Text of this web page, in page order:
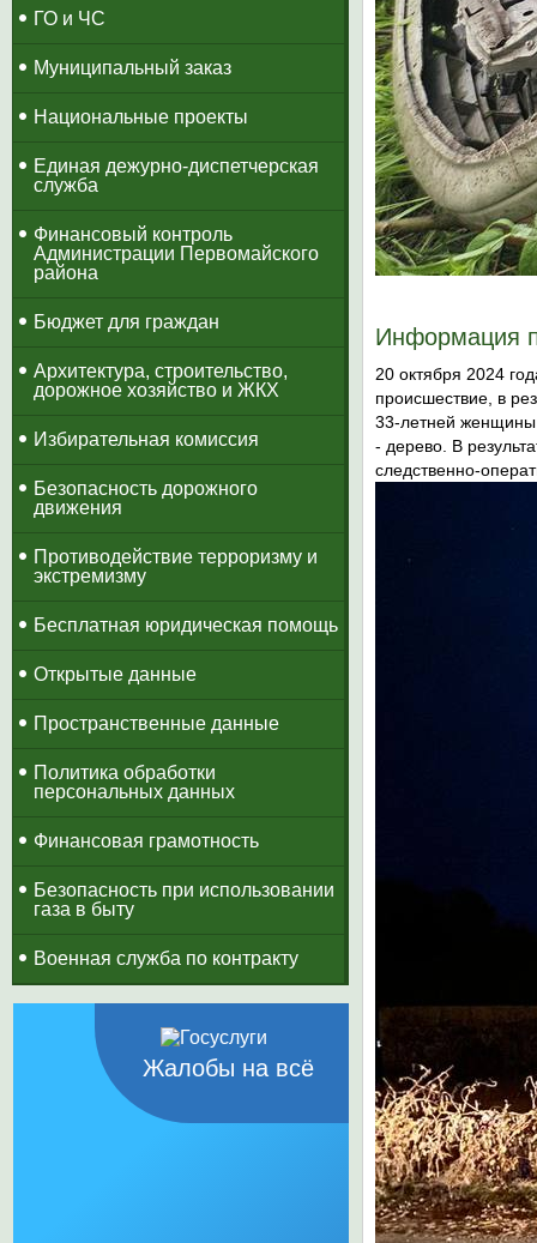
ГО и ЧС
Муниципальный заказ
Национальные проекты
​Единая дежурно-диспетчерская
служба
​Финансовый контроль
Администрации Первомайского
района
Бюджет для граждан
Архитектура, строительство,
дорожное хозяйство и ЖКХ
Избирательная комиссия
Безопасность дорожного
движения
Противодействие терроризму и
экстремизму
Бесплатная юридическая помощь
Открытые данные
Пространственные данные
Политика обработки
персональных данных
Финансовая грамотность
Безопасность при использовании
газа в быту
Военная служба по контракту
Жалобы на всё
Информация
20 октября 2024
происшествие, в
33-летней
- дерево. В
следственно-